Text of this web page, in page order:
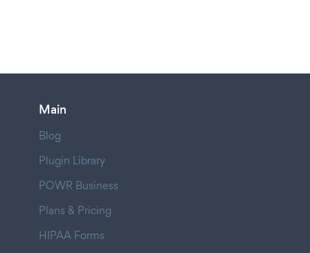
Main
Blog
Plugin Library
POWR Business
Plans & Pricing
HIPAA Forms